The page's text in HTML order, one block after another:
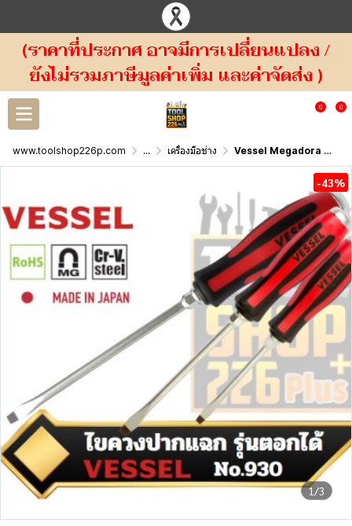
(ราคาที่ประกาศ อาจมีการเปลี่ยนแปลง /
ยังไม่รวมภาษีมูลค่าเพิ่ม และค่าจัดส่ง )
0 0
www.toolshop226p.com ... เครื่องมือช่าง Vessel Megadora ไขควง ปากแบน แบบตอกได้ No.930
1/3
-43%